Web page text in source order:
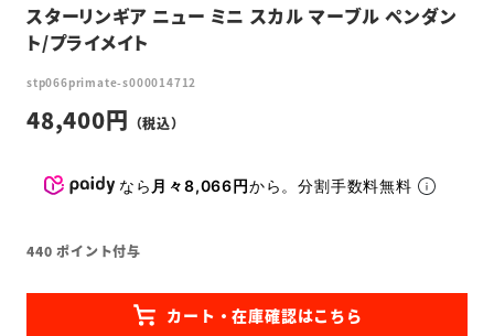
スターリンギア ニュー ミニ スカル マーブル ペンダン
ト/プライメイト
stp066primate-s000014712
48,400
なら 月々8,066円から。分割手数料無料
440 ポイント付与